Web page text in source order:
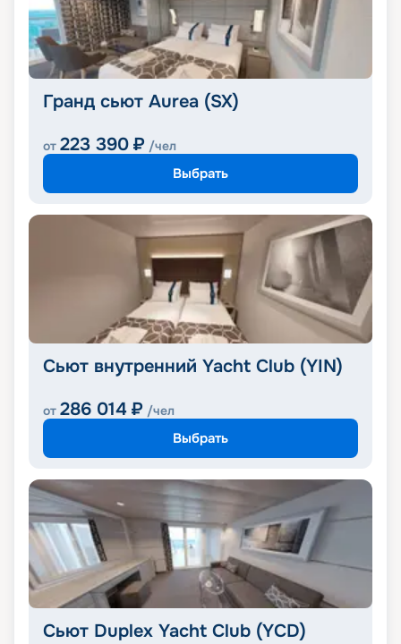
Гранд сьют Aurea (SX)
от 223 390 ₽ /чел
Выбрать
Сьют внутренний Yacht Club (YIN)
от 286 014 ₽ /чел
Выбрать
Сьют Duplex Yacht Club (YCD)